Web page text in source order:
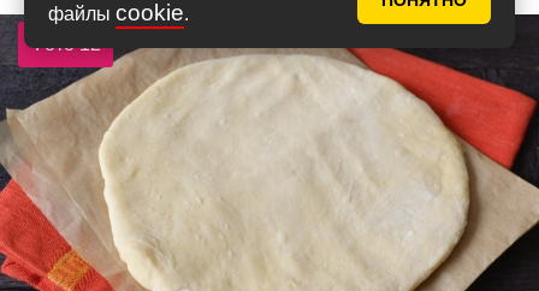
файлы cookie.
Фото 12